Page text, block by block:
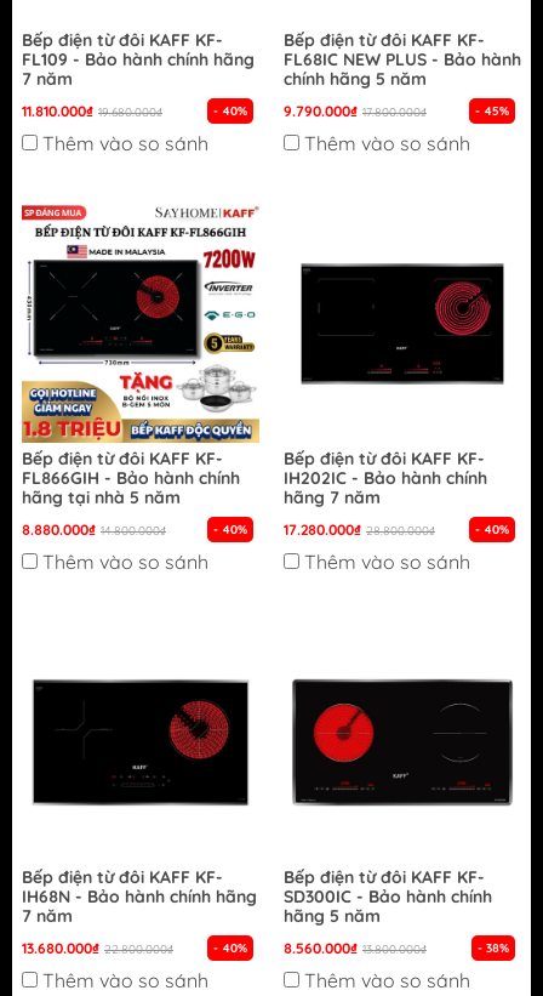
Bếp điện từ đôi KAFF KF-
FL109 - Bảo hành chính hãng
7 năm
11.810.000₫ 19.680.000₫ - 40%
Thêm vào so sánh
Bếp điện từ đôi KAFF KF-
FL68IC NEW PLUS - Bảo hành
chính hãng 5 năm
9.790.000₫ 17.800.000₫ - 45%
Thêm vào so sánh
Bếp điện từ đôi KAFF KF-
FL866GIH - Bảo hành chính
hãng tại nhà 5 năm
8.880.000₫ 14.800.000₫ - 40%
Thêm vào so sánh
Bếp điện từ đôi KAFF KF-
IH202IC - Bảo hành chính
hãng 7 năm
17.280.000₫ 28.800.000₫ - 40%
Thêm vào so sánh
Bếp điện từ đôi KAFF KF-
IH68N - Bảo hành chính hãng
7 năm
13.680.000₫ 22.800.000₫ - 40%
Thêm vào so sánh
Bếp điện từ đôi KAFF KF-
SD300IC - Bảo hành chính
hãng 5 năm
8.560.000₫ 13.800.000₫ - 38%
Thêm vào so sánh